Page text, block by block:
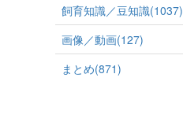
飼育知識／豆知識(1037)
画像／動画(127)
まとめ(871)